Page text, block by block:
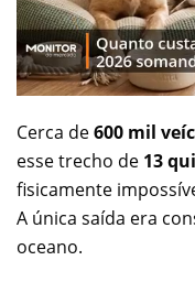
Cerca de600 mil
esse trecho de 13
fisicamente
A única saída era
oceano.